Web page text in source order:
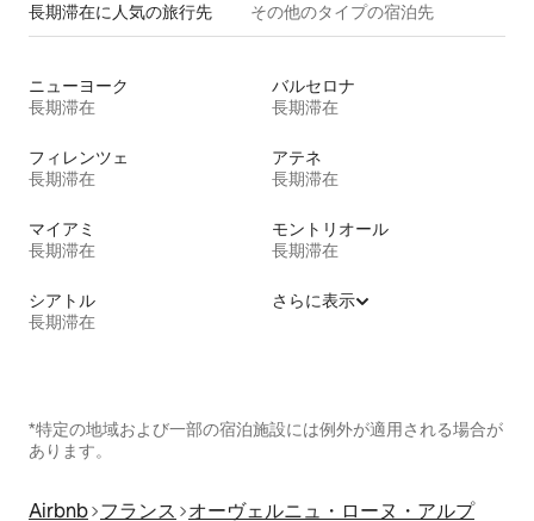
長期滞在に人気の旅行先 その他のタ⁠イ⁠プ⁠の宿⁠泊⁠先
ニューヨーク
長期滞在
バルセロナ
長期滞在
フィレンツェ
長期滞在
アテネ
長期滞在
マイアミ
長期滞在
モントリオール
長期滞在
シアトル
長期滞在
さらに表示
*特定の地域および一部の宿泊施設には例外が適用される場合が
あります。
Airbnb フランス オーヴェルニュ・ローヌ・アルプ